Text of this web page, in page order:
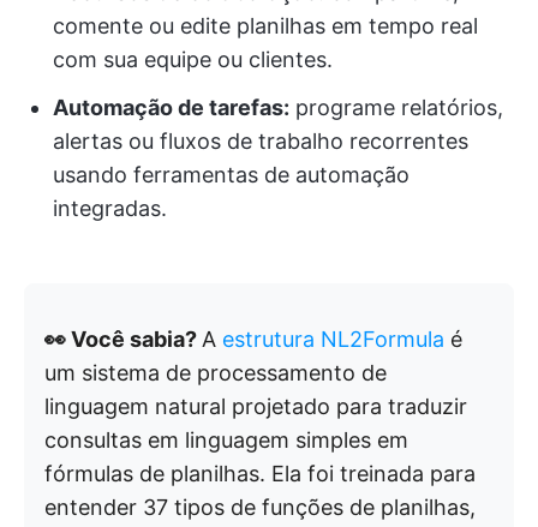
comente ou edite planilhas em tempo real
com sua equipe ou clientes.
Automação de tarefas: programe relatórios,
alertas ou fluxos de trabalho recorrentes
usando ferramentas de automação
integradas.
👀 Você sabia? A estrutura NL2Formula é
um sistema de processamento de
linguagem natural projetado para traduzir
consultas em linguagem simples em
fórmulas de planilhas. Ela foi treinada para
entender 37 tipos de funções de planilhas,